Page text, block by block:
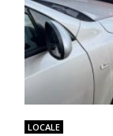
LOCALE